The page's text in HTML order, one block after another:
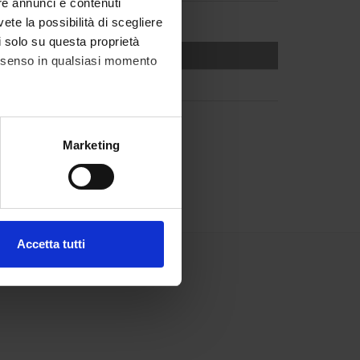
la possibilità di scegliere
su questa proprietà
in qualsiasi momento
metro,Marketing
Accetta tutti